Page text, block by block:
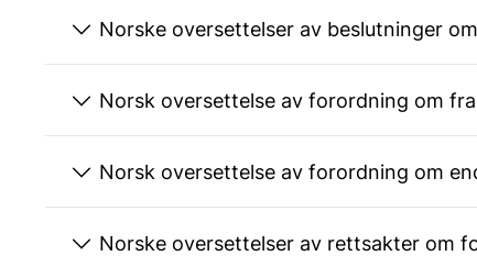
Norske oversettelser av beslutninger
Norsk oversettelse av forordning om
Norsk oversettelse av forordning om
Norske oversettelser av rettsakter om